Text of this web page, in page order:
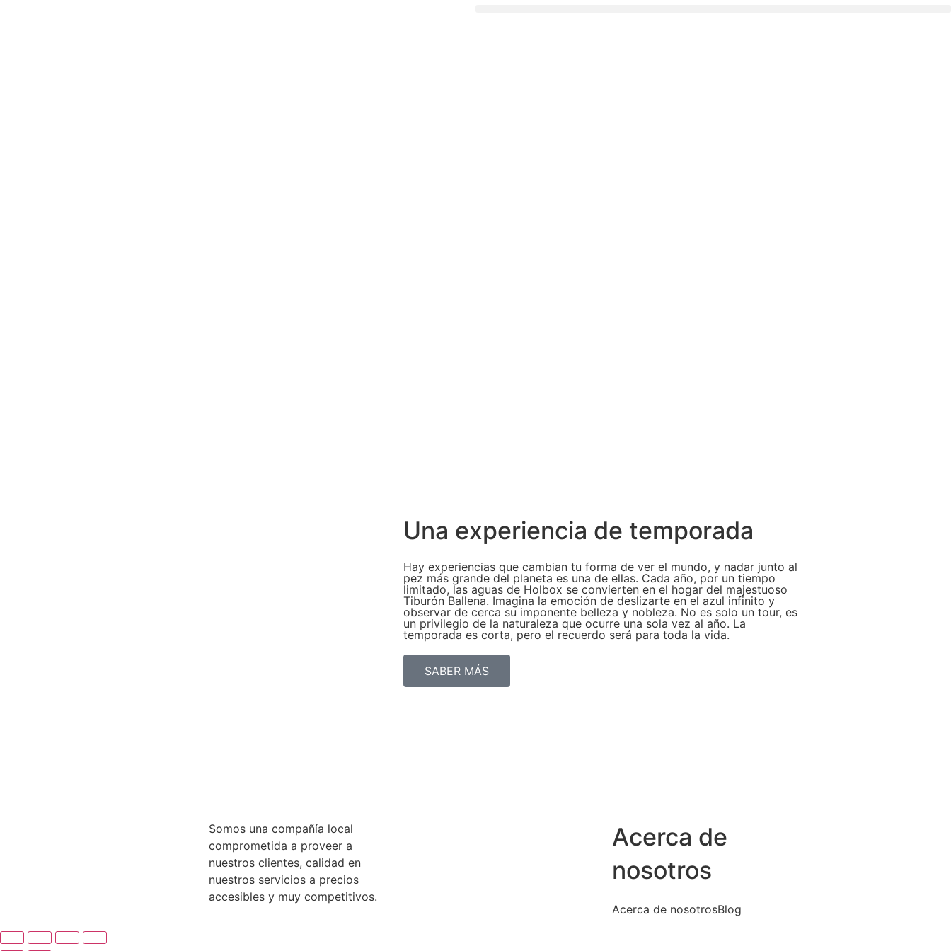
Una experiencia de temporada
Hay experiencias que cambian tu forma de ver el mundo, y nadar junto al
pez más grande del planeta es una de ellas. Cada año, por un tiempo
limitado, las aguas de Holbox se convierten en el hogar del majestuoso
Tiburón Ballena. Imagina la emoción de deslizarte en el azul infinito y
observar de cerca su imponente belleza y nobleza. No es solo un tour, es
un privilegio de la naturaleza que ocurre una sola vez al año. La
temporada es corta, pero el recuerdo será para toda la vida.
SABER MÁS
Somos una compañía local
comprometida a proveer a
nuestros clientes, calidad en
nuestros servicios a precios
accesibles y muy competitivos.
Acerca de
nosotros
Acerca de nosotrosBlog